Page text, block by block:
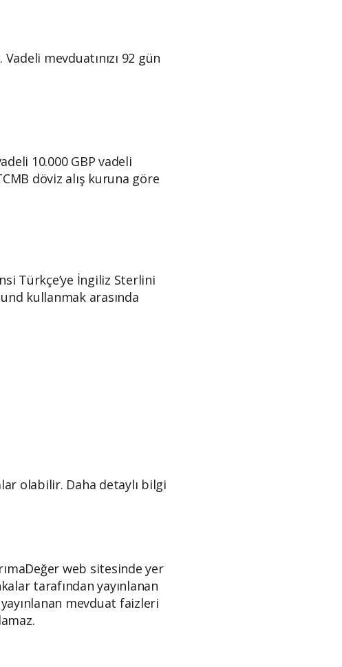
mevduatınızı 92 gün
10.000 GBP vadeli
döviz alış kuruna göre
Türkçe’ye İngiliz Sterlini
kullanmak arasında
olabilir. Daha detaylı bilgi
web sitesinde yer
tarafından yayınlanan
mevduat faizleri